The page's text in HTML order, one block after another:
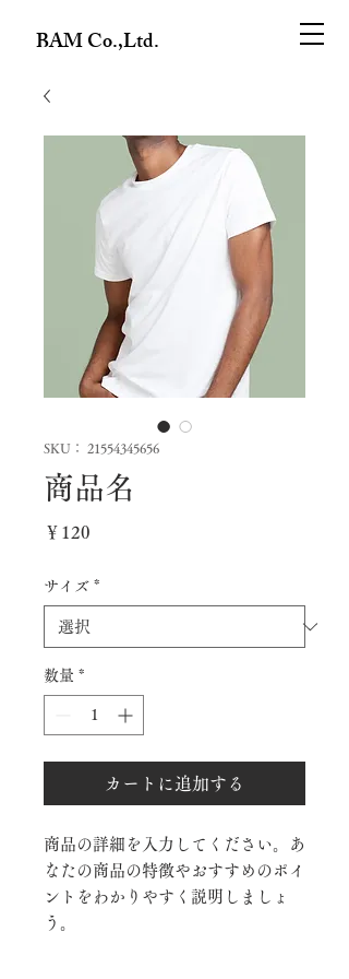
BAM Co.,Ltd.
SKU： 21554345656
商品名
￥120
サイズ *
数量 *
カートに追加する
商品の詳細を入力してください。あ
なたの商品の特徴やおすすめのポイ
ントをわかりやすく説明しましょ
う。